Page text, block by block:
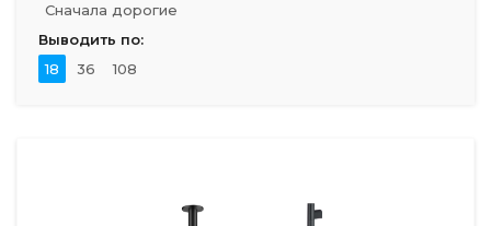
Сначала дорогие
Выводить по:
18
36 108